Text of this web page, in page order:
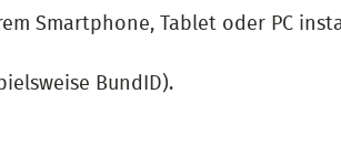
Smartphone, Tablet oder PC
BundID).